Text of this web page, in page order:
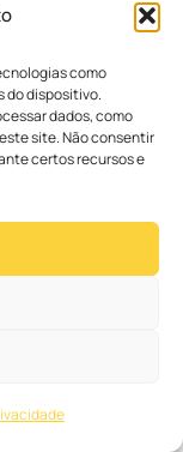
como
do dispositivo.
dados, como
site. Não consentir
certos recursos e
confissões
– Praça